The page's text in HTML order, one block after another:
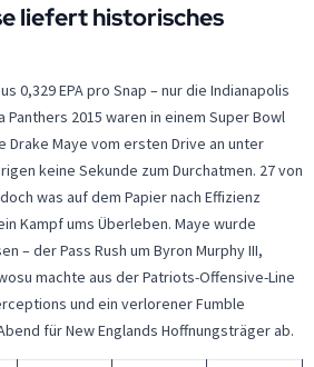
liefert historisches
0,329 EPA pro Snap – nur die Indianapolis
Panthers 2015 waren in einem Super Bowl
Maye vom ersten Drive an unter
keine Sekunde zum Durchatmen. 27 von
was auf dem Papier nach Effizienz
Kampf ums Überleben. Maye wurde
– der Pass Rush um Byron Murphy III,
machte aus der Patriots-Offensive-Line
und ein verlorener Fumble
für New Englands Hoffnungsträger ab.